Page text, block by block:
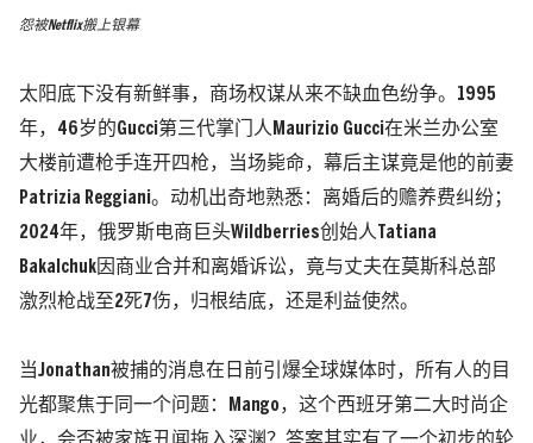
怨被Netflix搬上银幕
太阳底下没有新鲜事，商场权谋从来不缺血色纷争。1995
年，46岁的Gucci第三代掌门人Maurizio Gucci在米兰办公室
大楼前遭枪手连开四枪，当场毙命，幕后主谋竟是他的前妻
Patrizia Reggiani。动机出奇地熟悉：离婚后的赡养费纠纷；
2024年，俄罗斯电商巨头Wildberries创始人Tatiana
Bakalchuk因商业合并和离婚诉讼，竟与丈夫在莫斯科总部
激烈枪战至2死7伤，归根结底，还是利益使然。
当Jonathan被捕的消息在日前引爆全球媒体时，所有人的目
光都聚焦于同一个问题：Mango，这个西班牙第二大时尚企